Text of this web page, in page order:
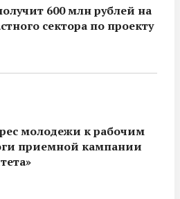
600 млн рублей на
сектора по проекту
молодежи к рабочим
приемной кампании